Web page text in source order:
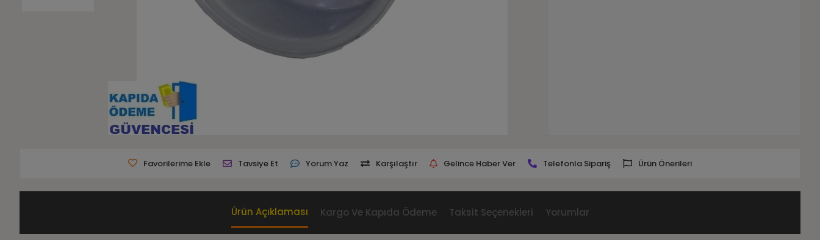
Favorilerime Ekle Tavsiye Et Yorum Yaz Karşılaştır Gelince Haber Ver Telefonla Sipariş Ürün Önerileri
Ürün Açıklaması Kargo Ve Kapıda Ödeme Taksit Seçenekleri Yorumlar